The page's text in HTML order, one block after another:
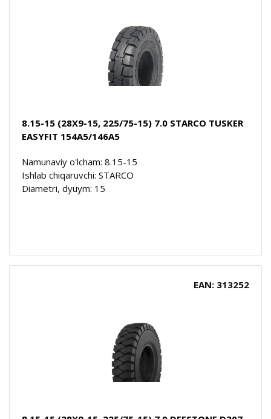
8.15-15 (28X9-15, 225/75-15) 7.0 STARCO TUSKER
EASYFIT 154A5/146A5
Namunaviy o'lcham: 8.15-15
Ishlab chiqaruvchi: STARCO
Diametri, dyuym: 15
EAN: 313252